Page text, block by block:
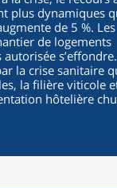
plus dynamiques
de 5 %. Les
de logements
s’effondre.
la crise sanitaire
la filière viticole
hôtelière